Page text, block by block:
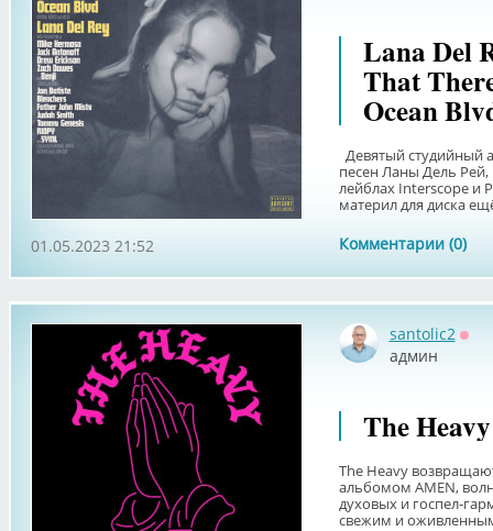
Lana Del
That
Ocean
Девятый студийный
песен Ланы Дель Рей,
лейблах Interscope и
материл для диска
Комментарии (0)
01.05.2023 21:52
santolic2
админ
The
The Heavy
альбомом AMEN,
духовых и госпел-
свежим и